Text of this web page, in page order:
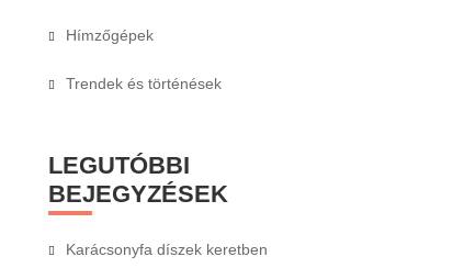
Hímzőgépek
Trendek és történések
LEGUTÓBBI
BEJEGYZÉSEK
Karácsonyfa díszek keretben